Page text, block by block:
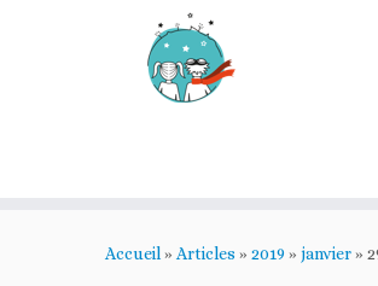
Accueil » Articles » 2019 » janvier»